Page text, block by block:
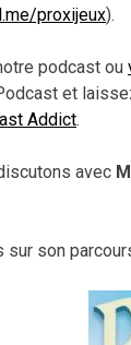
proxijeux).
podcast ou
et
Addict.
avec
sur son